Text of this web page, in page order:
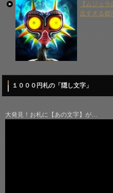
【ムジュ
念すぎる
１０００円札の「隠し文字」
大発見！お札に【あの文字】が…